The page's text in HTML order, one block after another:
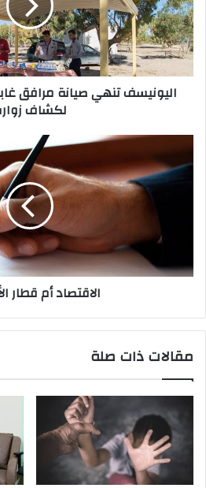
إ
ل
ك
ت
اليونيسف تنهي صيانة مرافق
لكشاف
الاقتصاد أم قطار
مقالات ذات صلة